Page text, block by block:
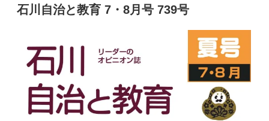
稿
日:
石川自治と教育 7・8月号 739号